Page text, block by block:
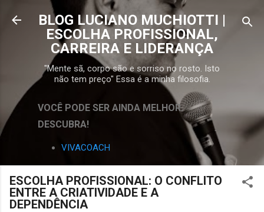
Pular para o conteúdo principal
BLOG LUCIANO MUCHIOTTI |
ESCOLHA PROFISSIONAL,
CARREIRA E LIDERANÇA
"Mente sã, corpo são e sorriso no rosto. Isto
não tem preço" Essa é a minha filosofia.
VOCÊ PODE SER AINDA MELHOR.
DESCUBRA!
VIVACOACH
ESCOLHA PROFISSIONAL: O CONFLITO
ENTRE A CRIATIVIDADE E A
DEPENDÊNCIA